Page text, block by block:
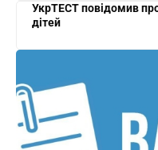
УкрТЕСТ повідомив
дітей